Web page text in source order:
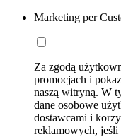
Marketing per
Za zgodą
promocjach i
naszą witryną. W
dane osobowe
dostawcami i
reklamowych, jeśli